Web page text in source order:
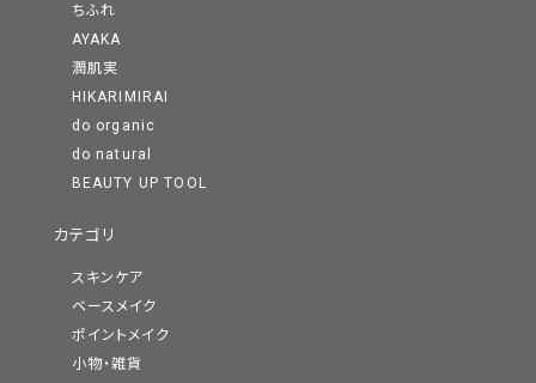
ちふれ
AYAKA
潤肌実
HIKARIMIRAI
do organic
do natural
BEAUTY UP TOOL
カテゴリ
スキンケア
ベースメイク
ポイントメイク
小物・雑貨